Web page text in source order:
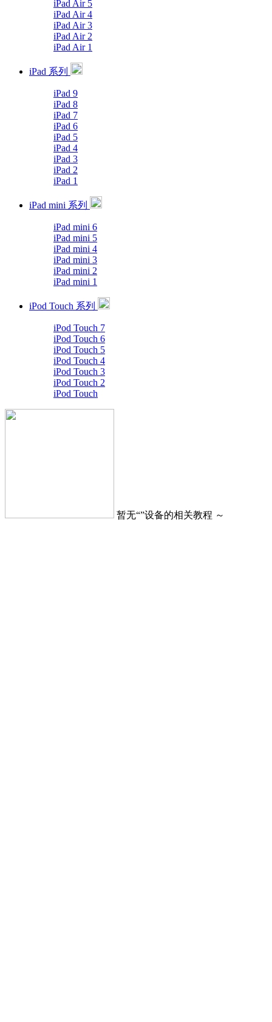
iPad Air 5
iPad Air 4
iPad Air 3
iPad Air 2
iPad Air 1
iPad 系列
iPad 9
iPad 8
iPad 7
iPad 6
iPad 5
iPad 4
iPad 3
iPad 2
iPad 1
iPad mini 系列
iPad mini 6
iPad mini 5
iPad mini 4
iPad mini 3
iPad mini 2
iPad mini 1
iPod Touch 系列
iPod Touch 7
iPod Touch 6
iPod Touch 5
iPod Touch 4
iPod Touch 3
iPod Touch 2
iPod Touch
暂无“”设备的相关教程 ～